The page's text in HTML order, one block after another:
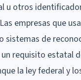
u otros
empresas que
sistemas de
requisito estatal
la ley federal y